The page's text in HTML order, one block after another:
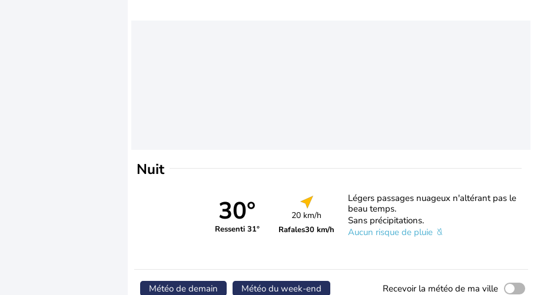
Nuit
30°
Ressenti 31°
20 km/h
Rafales30 km/h
Légers passages nuageux n'altérant pas le
beau temps.
Sans précipitations.
Aucun risque de pluie
Météo de demain Météo du week-end Recevoir la météo de ma ville